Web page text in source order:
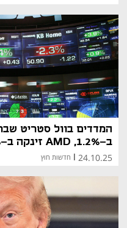
המדדים בוול סטריט
ב-1.2%, AMD זינקה ב-7.6%
24.10.25 חדשות חוץ